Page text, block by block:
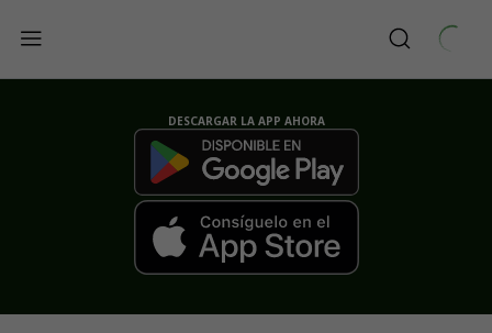
DESCARGAR LA APP AHORA